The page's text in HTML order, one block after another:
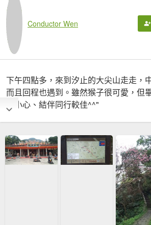
Conductor Wen
下午四點多，來到汐止的大尖山走走，
而且回程也遇到。雖然猴子很可愛，但
要小心、結伴同行較佳^^"